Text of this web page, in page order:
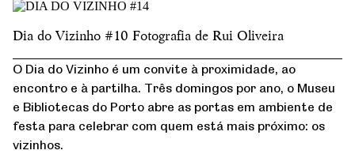
Dia do Vizinho #10 Fotografia de Rui Oliveira
O Dia do Vizinho é um convite à proximidade, ao
encontro e à partilha. Três domingos por ano, o Museu
e Bibliotecas do Porto abre as portas em ambiente de
festa para celebrar com quem está mais próximo: os
vizinhos.